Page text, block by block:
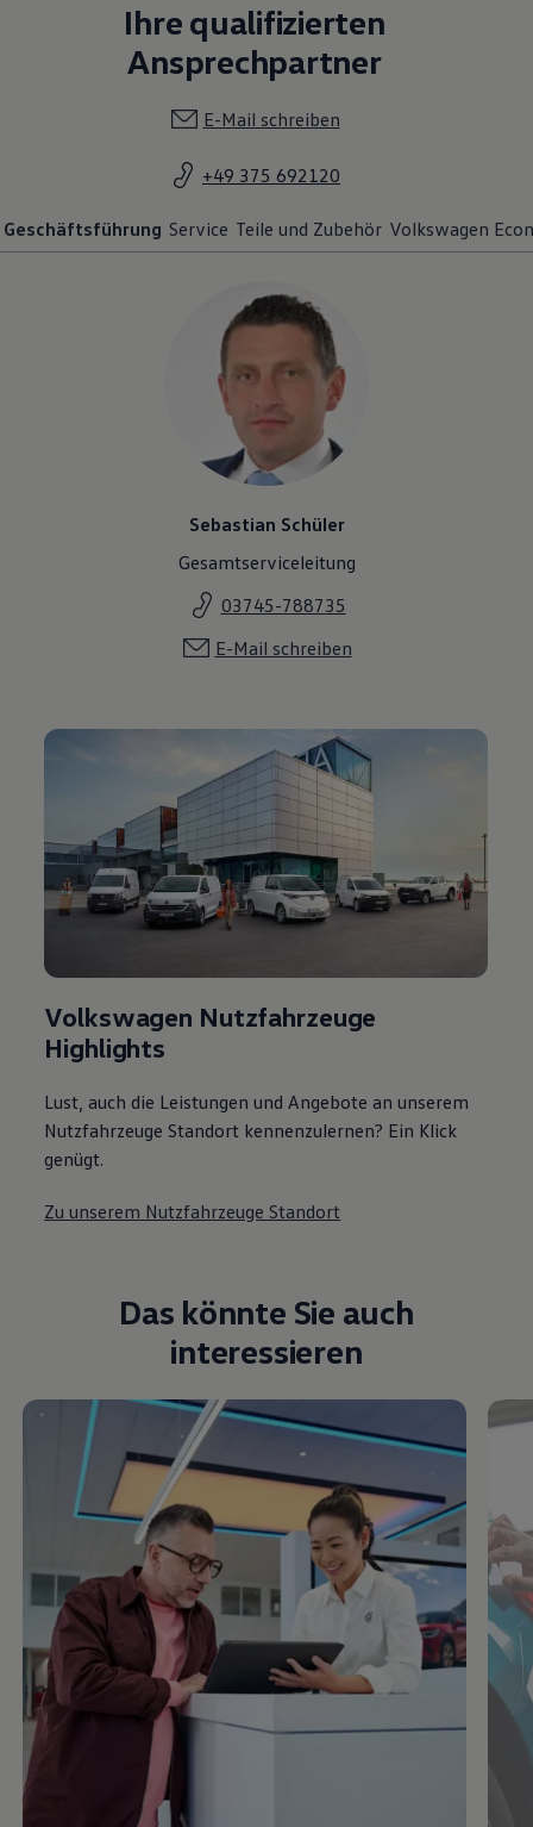
Ihre qualifizierten
Ansprechpartner
E-Mail schreiben
+49 375 692120
Geschäftsführung Service Teile und Zubehör Volkswagen
Sebastian Schüler
Gesamtserviceleitung
03745-788735
E-Mail schreiben
Volkswagen Nutzfahrzeuge
Highlights
Lust, auch die Leistungen und Angebote an unserem
Nutzfahrzeuge Standort kennenzulernen? Ein Klick
genügt.
Zu unserem Nutzfahrzeuge Standort
Das könnte Sie auch
interessieren